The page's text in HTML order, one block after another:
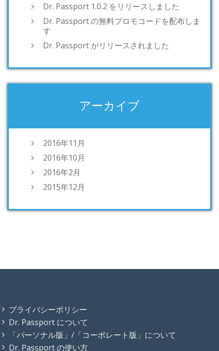
Dr. Passport 1.0.2 をリリースしました
Dr. Passport の無料プロモコードを配布しま
す
Dr. Passport がリリースされました
アーカイブ
2016年11月
2016年10月
2016年2月
2015年12月
プライバシーポリシー
Dr. Passport について
「パーソナル版」/「コーポレート版」について
Dr. Passport の使い方